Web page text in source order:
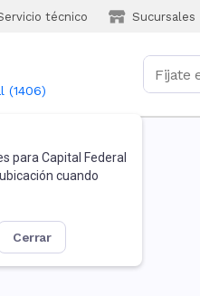
técnico Sucursales
(1406)
para Capital Federal
cuando
cerrar